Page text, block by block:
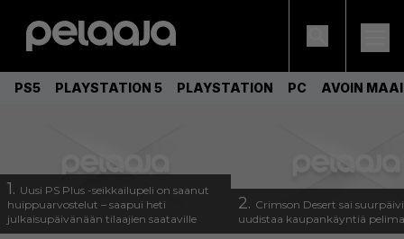
PS5 PLAYSTATION 5 PLAYSTATION PC AVOIN
1. Uusi PS Plus -seikkailupeli on saanut
huippuarvostelut – saapui heti
julkaisupäivänään tilaajien saataville
2. Crimson Desert sai
uudistaa kaupankäyntiä